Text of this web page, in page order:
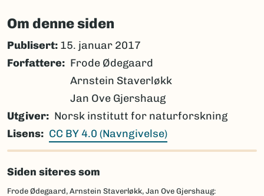
Om denne siden
Publisert: 15. januar 2017
Forfattere
Frode Ødegaard
Arnstein Staverløkk
Jan Ove Gjershaug
Utgiver
Norsk institutt for naturforskning
Lisens
CC BY 4.0 (Navngivelse)
Siden siteres som
Frode Ødegaard, Arnstein Staverløkk, Jan Ove Gjershaug: